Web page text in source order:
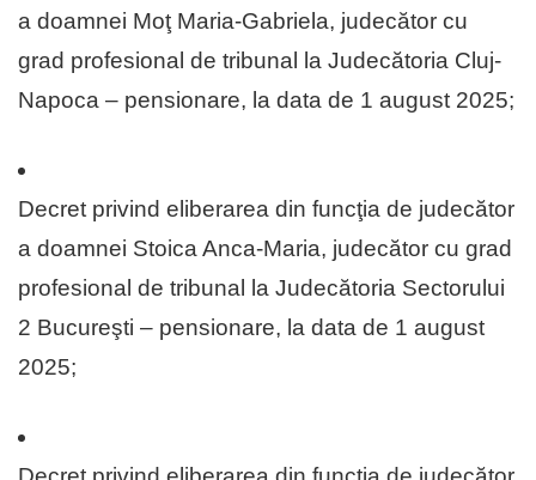
a doamnei Moţ Maria-Gabriela, judecător cu
grad profesional de tribunal la Judecătoria Cluj-
Napoca – pensionare, la data de 1 august 2025;
Decret privind eliberarea din funcţia de judecător
a doamnei Stoica Anca-Maria, judecător cu grad
profesional de tribunal la Judecătoria Sectorului
2 Bucureşti – pensionare, la data de 1 august
2025;